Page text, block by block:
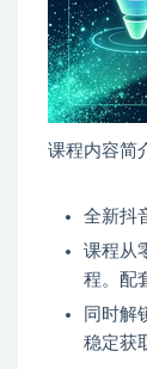
课程内容简
全新抖
课程从
程。配
同时解
稳定获